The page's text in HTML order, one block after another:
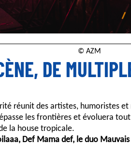
© AZM
DE
réunit des artistes, humoristes et
les frontières et évoluera
la house tropicale.
Def Mama def, le duo